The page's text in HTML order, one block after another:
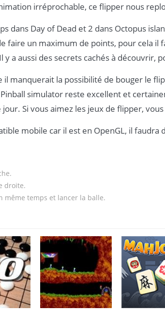
irréprochable, ce flipper nous
dans Day of Dead et 2 dans Octopus
faire un maximum de points, pour cela il
a aussi des secrets cachés à découvrir,
il manquerait la possibilité de bouger le
simulator reste excellent et
Si vous aimez les jeux de flipper,
mobile car il est en OpenGL, il faudra
droite.
même temps et lancer la balle.